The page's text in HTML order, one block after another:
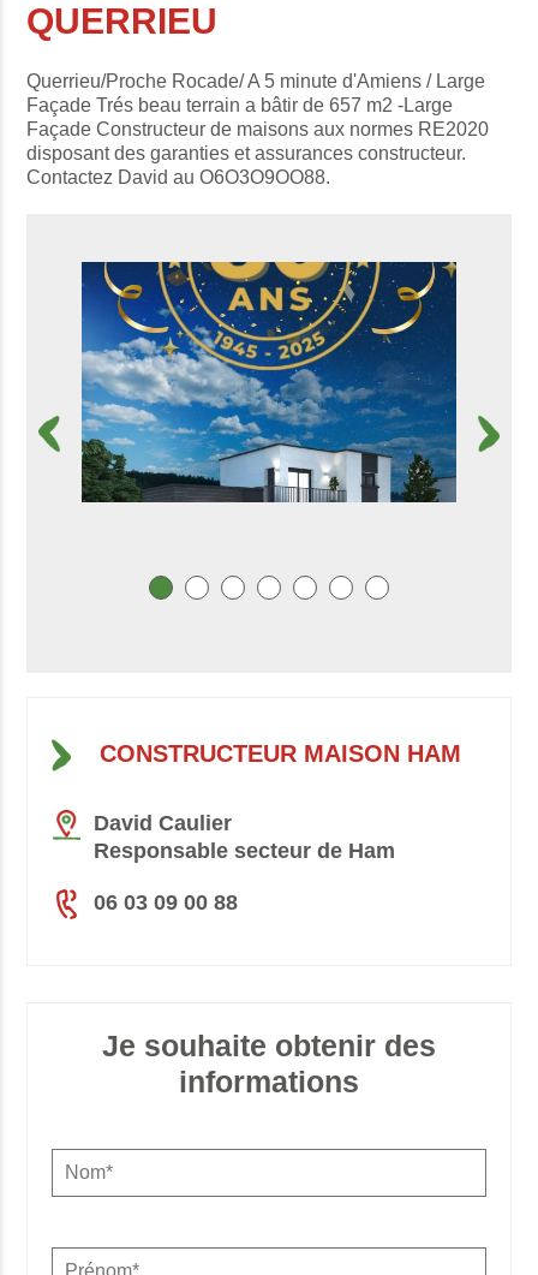
QUERRIEU
Querrieu/Proche Rocade/ A 5 minute d'Amiens / Large
Façade Trés beau terrain a bâtir de 657 m2 -Large
Façade Constructeur de maisons aux normes RE2020
disposant des garanties et assurances constructeur.
Contactez David au O6O3O9OO88.
CONSTRUCTEUR MAISON HAM
David Caulier
Responsable secteur de Ham
06 03 09 00 88
Je souhaite obtenir des
informations